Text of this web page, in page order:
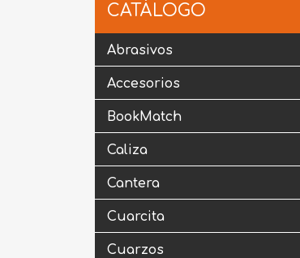
CATÁLOGO
Abrasivos
Accesorios
BookMatch
Caliza
Cantera
Cuarcita
Cuarzos